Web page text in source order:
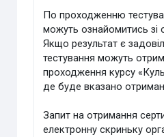
По проходженню
можуть ознайомитись зі
Якщо результат є
тестування можуть
проходження курсу
де буде вказано
Запит на отримання
електронну скриньку